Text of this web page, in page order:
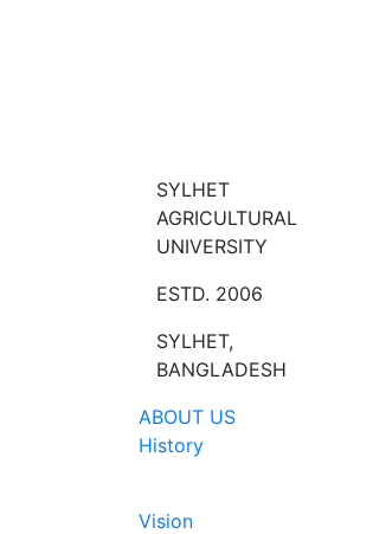
SYLHET
AGRICULTURAL
UNIVERSITY
ESTD. 2006
SYLHET,
BANGLADESH
ABOUT US
History
Vision